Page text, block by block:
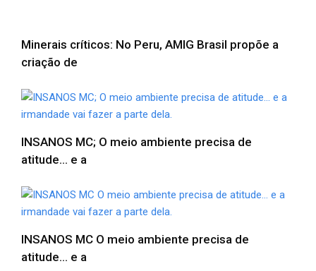
Minerais críticos: No Peru, AMIG Brasil propõe a
criação de
INSANOS MC; O meio ambiente precisa de
atitude… e a
INSANOS MC O meio ambiente precisa de
atitude… e a